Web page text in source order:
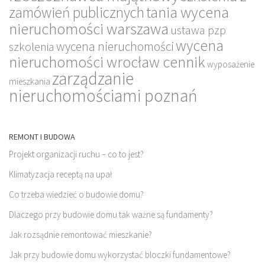
zamówień publicznychtania wycena
nieruchomości warszawa ustawa pzp
szkolenia wycena nieruchomościwycena
nieruchomości wrocław cennik wyposażenie
mieszkania zarządzanie
nieruchomościami poznań
REMONT I BUDOWA
Projekt organizacji ruchu – co to jest?
Klimatyzacja receptą na upał
Co trzeba wiedzieć o budowie domu?
Dlaczego przy budowie domu tak ważne są fundamenty?
Jak rozsądnie remontować mieszkanie?
Jak przy budowie domu wykorzystać bloczki fundamentowe?